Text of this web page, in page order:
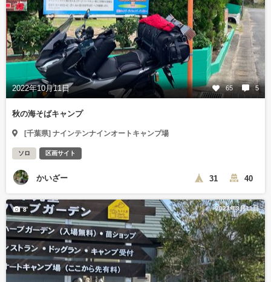
2022年10月11日 65 5
秋の海そばキャンプ
[千葉県] ナインテンナインオートキャンプ場
ソロ 区画サイト
かいざー 31 40
2023年3月11日
8